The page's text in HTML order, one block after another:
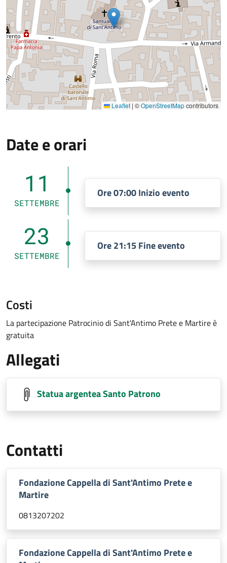
Leaflet | ©OpenStreetMapcontributors
Date e orari
11
SETTEMBRE
Ore 07:00 Inizio evento
23
SETTEMBRE
Ore 21:15 Fine evento
Costi
La partecipazione Patrocinio di Sant'Antimo Prete e Martire è
gratuita
Allegati
Statua argentea Santo Patrono
Contatti
Fondazione Cappella di Sant'Antimo Prete e
Martire
0813207202
Fondazione Cappella di Sant'Antimo Prete e